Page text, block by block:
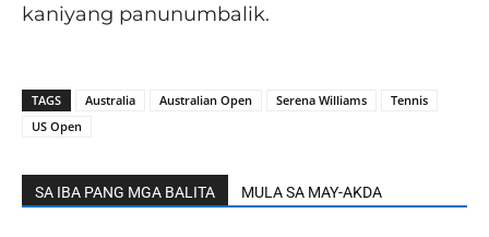
kaniyang panunumbalik.
TAGS Australia Australian Open Serena Williams
Tennis
US Open
SA IBA PANG MGA BALITA MULA SA MAY-AKDA